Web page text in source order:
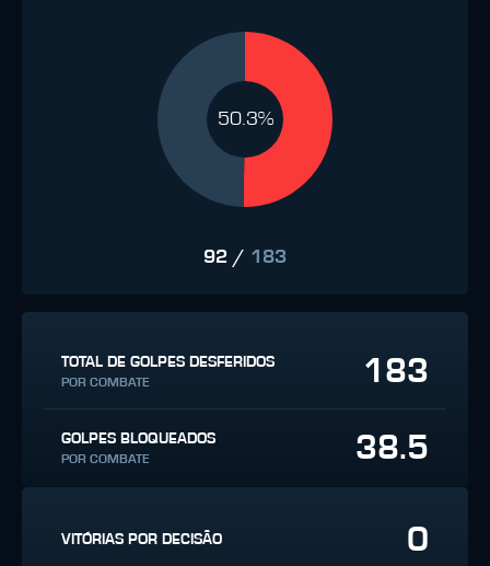
50.3%
92 / 183
TOTAL DE GOLPES DESFERIDOS
POR COMBATE 183
GOLPES BLOQUEADOS
POR COMBATE 38.5
VITÓRIAS POR DECISÃO 0